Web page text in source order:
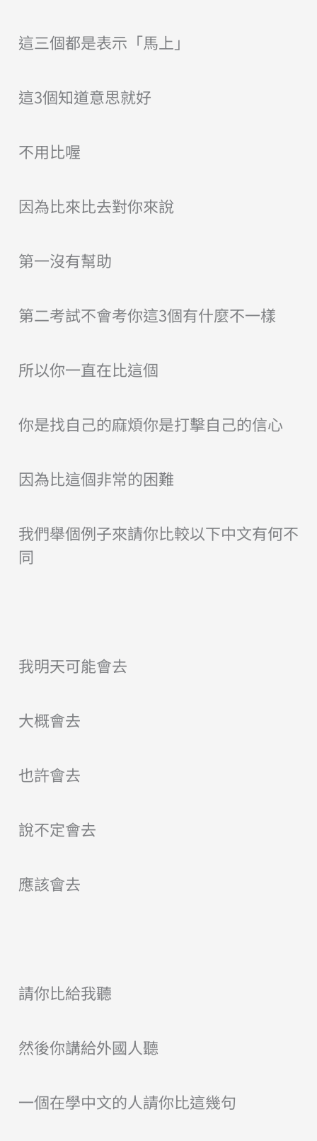
這三個都是表示「馬上」
這3個知道意思就好
不用比喔
因為比來比去對你來說
第一沒有幫助
第二考試不會考你這3個有什麼不一樣
所以你一直在比這個
你是找自己的麻煩你是打擊自己的信心
因為比這個非常的困難
我們舉個例子來請你比較以下中文有何不
同
我明天可能會去
大概會去
也許會去
說不定會去
應該會去
請你比給我聽
然後你講給外國人聽
一個在學中文的人請你比這幾句